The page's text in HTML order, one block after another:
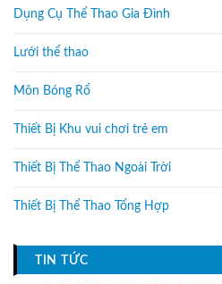
Dụng Cụ Thể Thao Gia Đình
Lưới thể thao
Môn Bóng Rổ
Thiết Bị Khu vui chơi trẻ em
Thiết Bị Thể Thao Ngoài Trời
Thiết Bị Thể Thao Tổng Hợp
TIN TỨC